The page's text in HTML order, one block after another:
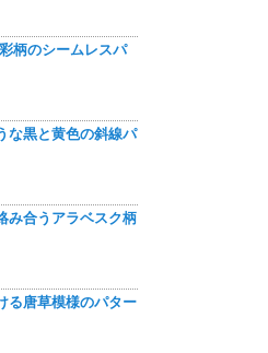
柄のシームレスパ
な黒と黄色の斜線パ
み合うアラベスク柄
る唐草模様のパター